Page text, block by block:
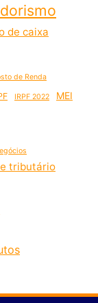
de caixa
de Renda
IRPF 2022
MEI
tributário